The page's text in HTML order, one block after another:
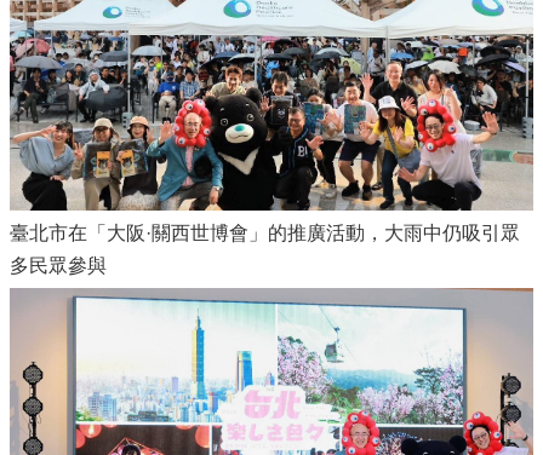
臺北市在「大阪·關西世博會」的推廣活動，大雨中仍吸引眾
多民眾參與